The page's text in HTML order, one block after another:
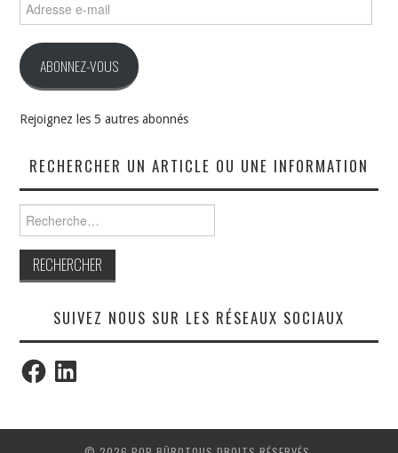
e-
ABONNEZ-VOUS
Rejoignez les 5 autres abonnés
RECHERCHER UN ARTICLE OU UNE INFORMATION
SUIVEZ NOUS SUR LES RÉSEAUX SOCIAUX
FacebookLinkedIn